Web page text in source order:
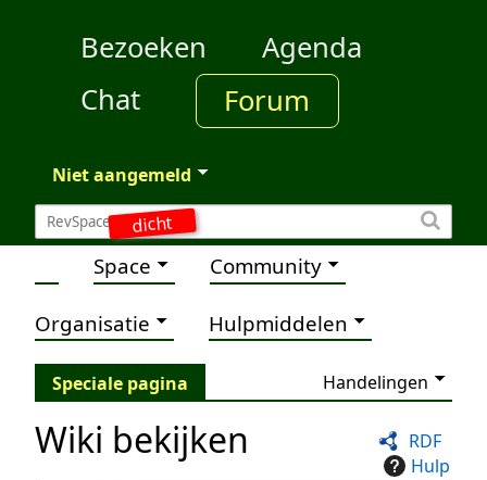
dicht
Bezoeken
Agenda
Chat
Forum
Niet aangemeld
Space Community
Organisatie Hulpmiddelen
Speciale pagina Handelingen
RDF
Hulp
Wiki bekijken